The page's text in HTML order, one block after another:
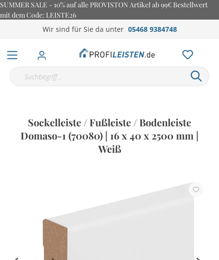
SUMMER SALE - 10% auf alle PROVISTON Artikel ab 99€ Bestellwert
mit dem Code: LEISTE26
Wir sind für Sie da unter 05468 9384748
Sockelleiste / Fußleiste / Bodenleiste
Domaso-1 (70080) | 16 x 40 x 2500 mm |
Weiß